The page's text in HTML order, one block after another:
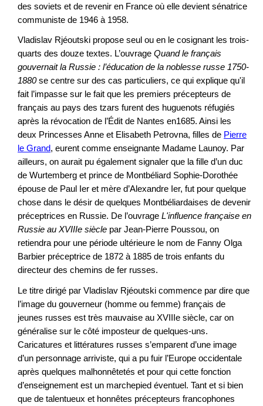
des soviets et de revenir en France où elle devient sénatrice
communiste de 1946 à 1958.
Vladislav Rjéoutski propose seul ou en le cosignant les trois-
quarts des douze textes. L’ouvrage Quand le français
gouvernait la Russie : l’éducation de la noblesse russe 1750-
1880se centre sur des cas particuliers, ce qui explique qu'il
fait l’impasse sur le fait que les premiers précepteurs de
français au pays des tzars furent des huguenots réfugiés
après la révocation de l’Édit de Nantes en1685. Ainsi les
deux Princesses Anne et Elisabeth Petrovna, filles de Pierre
le Grand, eurent comme enseignante Madame Launoy. Par
ailleurs, on aurait pu également signaler que la fille d’un duc
de Wurtemberg et prince de Montbéliard Sophie-Dorothée
épouse de Paul Ier et mère d’Alexandre Ier, fut pour quelque
chose dans le désir de quelques Montbéliardaises de devenir
préceptrices en Russie. De l’ouvrage L'influence française en
Russie au XVIIIe siècle par Jean-Pierre Poussou, on
retiendra pour une période ultérieure le nom de Fanny Olga
Barbier préceptrice de 1872 à 1885 de trois enfants du
directeur des chemins de fer russes.
Le titre dirigé par Vladislav Rjéoutski commence par dire que
l’image du gouverneur (homme ou femme) français de
jeunes russes est très mauvaise au XVIIIe siècle, car on
généralise sur le côté imposteur de quelques-uns.
Caricatures et littératures russes s’emparent d’une image
d’un personnage arriviste, qui a pu fuir l’Europe occidentale
après quelques malhonnêtetés et pour qui cette fonction
d’enseignement est un marchepied éventuel. Tant et si bien
que de talentueux et honnêtes précepteurs francophones